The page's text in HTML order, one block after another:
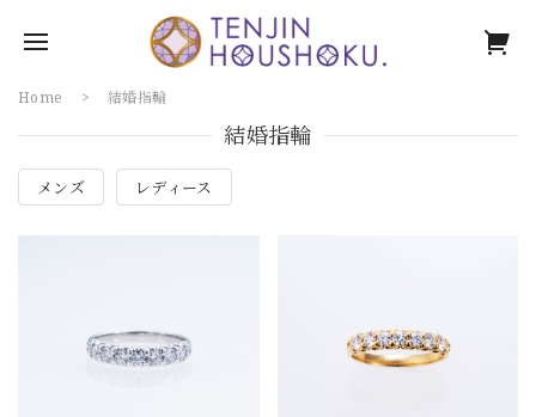
Home 結婚指輪
結婚指輪
メンズ レディース